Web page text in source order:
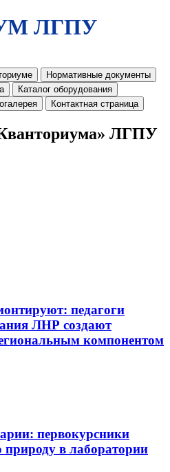
ЛГПУ
Нормативные документы
Каталог оборудования
Контактная страница
ЛГПУ
педагоги
ЛНР создают
компонентом
первокурсники
в лаборатории